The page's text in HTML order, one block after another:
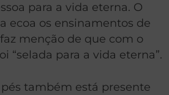
para a vida eterna. O
ecoa os ensinamentos de
menção de que com o
“selada para a vida eterna”.
também está presente